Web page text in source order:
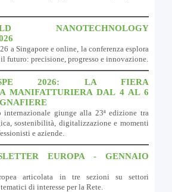
NANOTECHNOLOGY
a Singapore e online, la conferenza esplora
futuro: precisione, progresso e innovazione.
2026: LA FIERA
MANIFATTURIERA DAL 4 AL 6
internazionale giunge alla 23ª edizione tra
sostenibilità, digitalizzazione e momenti
e aziende.
EUROPA - GENNAIO
articolata in tre sezioni su settori
di interesse per la Rete.